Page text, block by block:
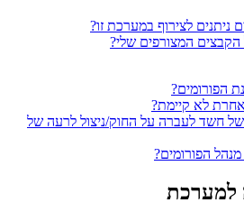
ניתנים לצירוף במערכת זו?
המצורפים שלי?
הפורומים?
לא קיימת?
של חשד לעברה על החוק/ניצול לרעה של
הפורומים?
למערכת